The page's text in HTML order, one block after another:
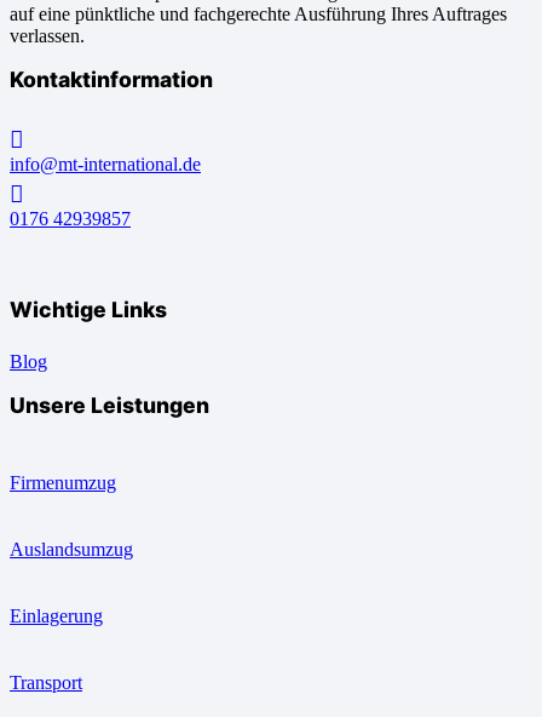
auf eine pünktliche und fachgerechte Ausführung Ihres Auftrages
verlassen.
Kontaktinformation
info@mt-international.de
0176 42939857
Wichtige Links
Blog
Unsere Leistungen
Firmenumzug
Auslandsumzug
Einlagerung
Transport